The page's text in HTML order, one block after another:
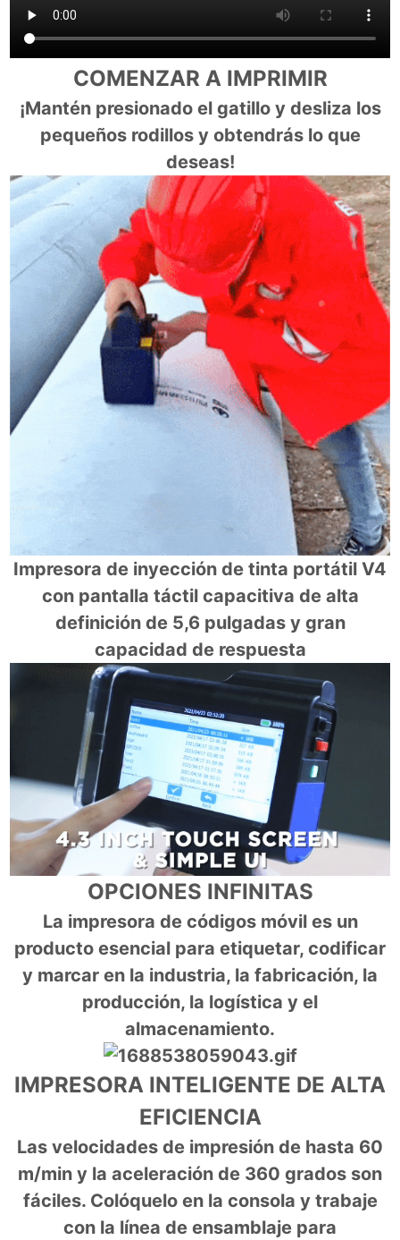
COMENZAR A IMPRIMIR
¡Mantén presionado el gatillo y desliza los
pequeños rodillos y obtendrás lo que
deseas!
Impresora de inyección de tinta portátil V4
con pantalla táctil capacitiva de alta
definición de 5,6 pulgadas y gran
capacidad de respuesta
OPCIONES INFINITAS
La impresora de códigos móvil es un
producto esencial para etiquetar, codificar
y marcar en la industria, la fabricación, la
producción, la logística y el
almacenamiento.
IMPRESORA INTELIGENTE DE ALTA
EFICIENCIA
Las velocidades de impresión de hasta 60
m/min y la aceleración de 360 grados son
fáciles. Colóquelo en la consola y trabaje
con la línea de ensamblaje para